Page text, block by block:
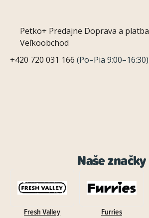
Petko+ Predajne Doprava a platba
Veľkoobchod
+420 720 031 166 (Po–Pia 9:00–16:30)
Naše značky
Fresh Valley Furries